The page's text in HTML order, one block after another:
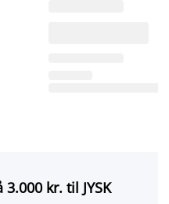
kr. til JYSK